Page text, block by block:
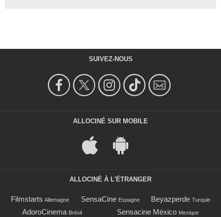
SUIVEZ-NOUS
ALLOCINÉ SUR MOBILE
ALLOCINÉ À L'ÉTRANGER
Filmstarts Allemagne SensaCine Espagne Beyazperde Turquie
AdoroCinema Brésil Sensacine México Mexique